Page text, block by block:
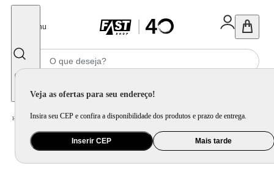
Menu
Veja as ofertas para seu endereço!
Insira seu CEP e confira a disponibilidade dos produtos e prazo de entrega.
Inserir CEP Mais tarde
Home Saúde e Beleza / Maquiagem / Boca / Batom Lancôme L'Absolu Rouge Intimatte